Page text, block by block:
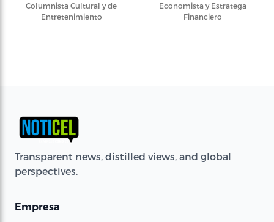
Columnista Cultural y de
Entretenimiento
Economista y Estratega
Financiero
Transparent news, distilled views, and global
perspectives.
Empresa